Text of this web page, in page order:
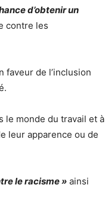
d’obtenir un
contre les
faveur de l’inclusion
le monde du travail et à
leur apparence ou de
le racisme » ainsi